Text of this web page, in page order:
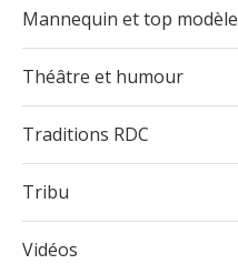
Mannequin et top modèle
Théâtre et humour
Traditions RDC
Tribu
Vidéos